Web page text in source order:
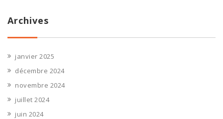
Archives
janvier 2025
décembre 2024
novembre 2024
juillet 2024
juin 2024